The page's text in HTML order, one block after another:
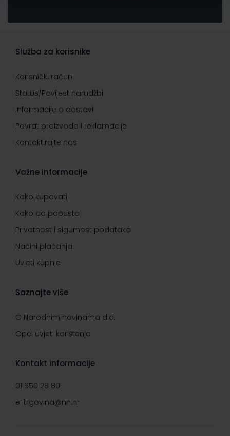
Služba za korisnike
Korisnički račun
Status/Povijest narudžbi
Informacije o dostavi
Povrat proizvoda i reklamacije
Kontaktirajte nas
Važne informacije
Kako kupovati
Kako do popusta
Privatnost i sigurnost podataka
Načini plaćanja
Uvjeti kupnje
Saznajte više
O Narodnim novinama d.d.
Opći uvjeti korištenja
Kontakt informacije
01 650 28 80
e-trgovina@nn.hr